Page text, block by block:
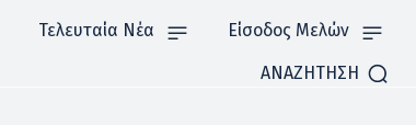
Τελευταία Νέα Είσοδος Μελών
ΑΝΑΖΗΤΗΣΗ